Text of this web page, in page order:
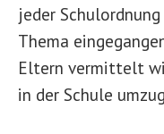
jeder
Thema
Eltern vermittelt
in der Schule